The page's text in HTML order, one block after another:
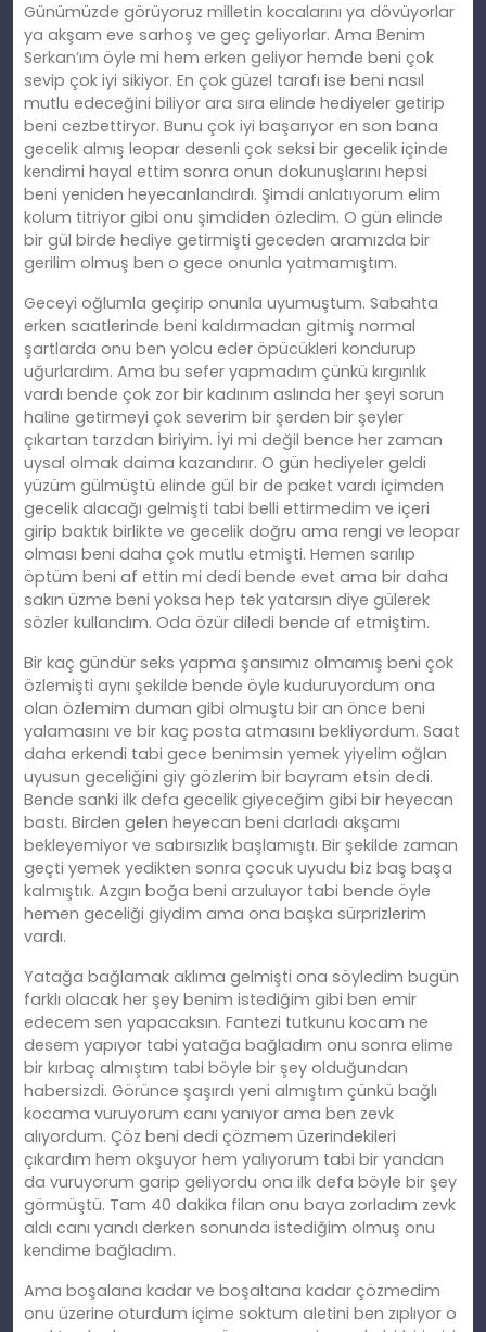
Günümüzde görüyoruz milletin kocalarını ya dövüyorlar
ya akşam eve sarhoş ve geç geliyorlar. Ama Benim
Serkan’ım öyle mi hem erken geliyor hemde beni çok
sevip çok iyi sikiyor. En çok güzel tarafı ise beni nasıl
mutlu edeceğini biliyor ara sıra elinde hediyeler getirip
beni cezbettiryor. Bunu çok iyi başarıyor en son bana
gecelik almış leopar desenli çok seksi bir gecelik içinde
kendimi hayal ettim sonra onun dokunuşlarını hepsi
beni yeniden heyecanlandırdı. Şimdi anlatıyorum elim
kolum titriyor gibi onu şimdiden özledim. O gün elinde
bir gül birde hediye getirmişti geceden aramızda bir
gerilim olmuş ben o gece onunla yatmamıştım.
Geceyi oğlumla geçirip onunla uyumuştum. Sabahta
erken saatlerinde beni kaldırmadan gitmiş normal
şartlarda onu ben yolcu eder öpücükleri kondurup
uğurlardım. Ama bu sefer yapmadım çünkü kırgınlık
vardı bende çok zor bir kadınım aslında her şeyi sorun
haline getirmeyi çok severim bir şerden bir şeyler
çıkartan tarzdan biriyim. İyi mi değil bence her zaman
uysal olmak daima kazandırır. O gün hediyeler geldi
yüzüm gülmüştü elinde gül bir de paket vardı içimden
gecelik alacağı gelmişti tabi belli ettirmedim ve içeri
girip baktık birlikte ve gecelik doğru ama rengi ve leopar
olması beni daha çok mutlu etmişti. Hemen sarılıp
öptüm beni af ettin mi dedi bende evet ama bir daha
sakın üzme beni yoksa hep tek yatarsın diye gülerek
sözler kullandım. Oda özür diledi bende af etmiştim.
Bir kaç gündür seks yapma şansımız olmamış beni çok
özlemişti aynı şekilde bende öyle kuduruyordum ona
olan özlemim duman gibi olmuştu bir an önce beni
yalamasını ve bir kaç posta atmasını bekliyordum. Saat
daha erkendi tabi gece benimsin yemek yiyelim oğlan
uyusun geceliğini giy gözlerim bir bayram etsin dedi.
Bende sanki ilk defa gecelik giyeceğim gibi bir heyecan
bastı. Birden gelen heyecan beni darladı akşamı
bekleyemiyor ve sabırsızlık başlamıştı. Bir şekilde zaman
geçti yemek yedikten sonra çocuk uyudu biz baş başa
kalmıştık. Azgın boğa beni arzuluyor tabi bende öyle
hemen geceliği giydim ama ona başka sürprizlerim
vardı.
Yatağa bağlamak aklıma gelmişti ona söyledim bugün
farklı olacak her şey benim istediğim gibi ben emir
edecem sen yapacaksın. Fantezi tutkunu kocam ne
desem yapıyor tabi yatağa bağladım onu sonra elime
bir kırbaç almıştım tabi böyle bir şey olduğundan
habersizdi. Görünce şaşırdı yeni almıştım çünkü bağlı
kocama vuruyorum canı yanıyor ama ben zevk
alıyordum. Çöz beni dedi çözmem üzerindekileri
çıkardım hem okşuyor hem yalıyorum tabi bir yandan
da vuruyorum garip geliyordu ona ilk defa böyle bir şey
görmüştü. Tam 40 dakika filan onu baya zorladım zevk
aldı canı yandı derken sonunda istediğim olmuş onu
kendime bağladım.
Ama boşalana kadar ve boşaltana kadar çözmedim
onu üzerine oturdum içime soktum aletini ben zıplıyor o